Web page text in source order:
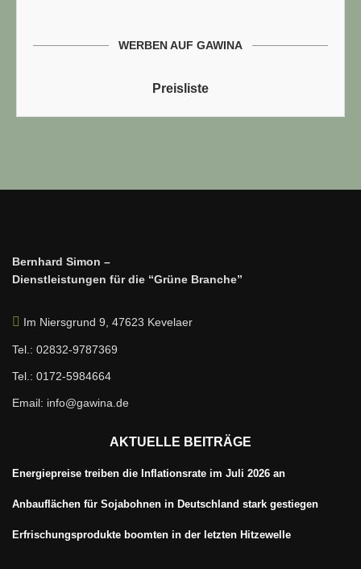
WERBEN AUF GAWINA
Preisliste
Bernhard Simon –
Dienstleistungen für die “Grüne Branche”
Im Niersgrund 9, 47623 Kevelaer
Tel.: 02832-9787369
Tel.: 0172-5984664
Email: info@gawina.de
AKTUELLE BEITRÄGE
Energiepreise treiben die Inflationsrate im Juli 2026 an
Anbauflächen für Sojabohnen in Deutschland stark gestiegen
Erfrischungsprodukte boomten in der letzten Hitzewelle